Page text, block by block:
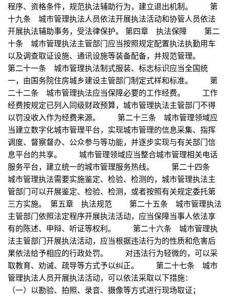
程序、资格条件，规范执法辅助行为，建立退出机制。 第
十九条 城市管理执法人员依法开展执法活动和协管人员依法
开展执法辅助事务，受法律保护。 第四章 执法保障 第二
十条 城市管理执法主管部门应当按照规定配置执法执勤用车
以及调查取证设施、通讯设施等装备配备，并规范管理。
第二十一条 城市管理执法制式服装、标志标识应当全国统
一，由国务院住房城乡建设主管部门制定式样和标准。 第
二十二条 城市管理执法应当保障必要的工作经费。 工作
经费按规定已列入同级财政预算，城市管理执法主管部门不得
以罚没收入作为经费来源。 第二十三条 城市管理领域应
当建立数字化城市管理平台，实现城市管理的信息采集、指挥
调度、督察督办、公众参与等功能，并逐步实现与有关部门信
息平台的共享。 城市管理领域应当整合城市管理相关电话
服务平台，建立统一的城市管理服务热线。 第二十四条
城市管理执法需要实施鉴定、检验、检测的，城市管理执法主
管部门可以开展鉴定、检验、检测，或者按照有关规定委托第
三方实施。 第五章 执法规范 第二十五条 城市管理执法
主管部门依照法定程序开展执法活动，应当保障当事人依法享
有的陈述、申辩、听证等权利。 第二十六条 城市管理执
法主管部门开展执法活动，应当根据违法行为的性质和危害后
果依法给予相应的行政处罚。 对违法行为轻微的，可以采
取教育、劝诫、疏导等方式予以纠正。 第二十七条 城市
管理执法人员开展执法活动，可以依法采取以下措施：
（一）以勘验、拍照、录音、摄像等方式进行现场取证；